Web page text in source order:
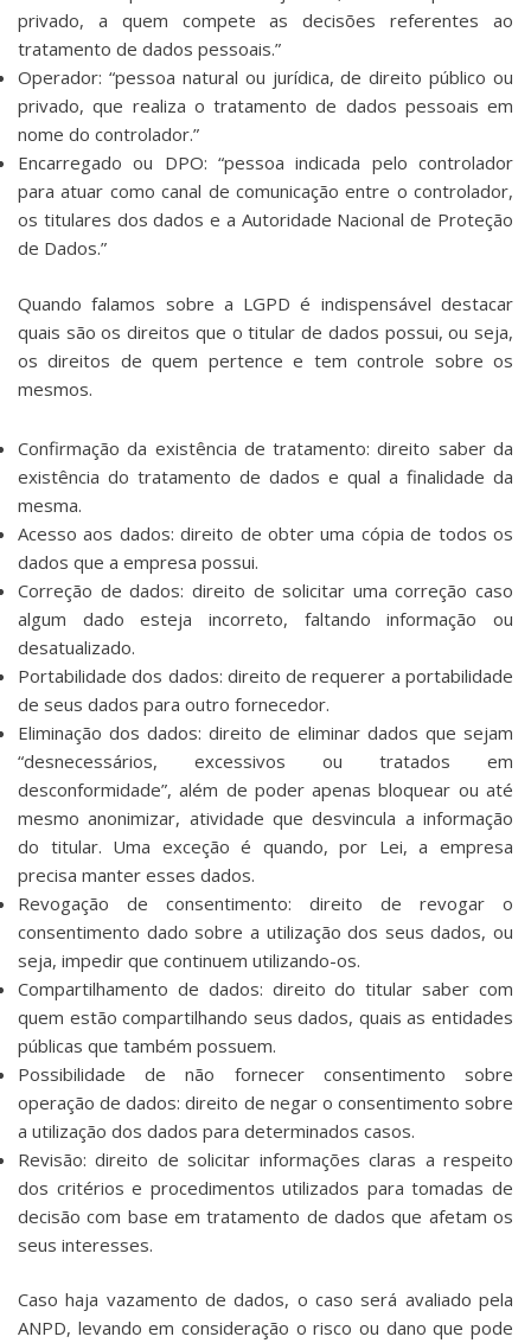
privado, a quem compete as decisões referentes ao
tratamento de dados pessoais.”
Operador: “pessoa natural ou jurídica, de direito público ou
privado, que realiza o tratamento de dados pessoais em
nome do controlador.”
Encarregado ou DPO: “pessoa indicada pelo controlador
para atuar como canal de comunicação entre o controlador,
os titulares dos dados e a Autoridade Nacional de Proteção
de Dados.”
Quando falamos sobre a LGPD é indispensável destacar
quais são os direitos que o titular de dados possui, ou seja,
os direitos de quem pertence e tem controle sobre os
mesmos.
Confirmação da existência de tratamento: direito saber da
existência do tratamento de dados e qual a finalidade da
mesma.
Acesso aos dados: direito de obter uma cópia de todos os
dados que a empresa possui.
Correção de dados: direito de solicitar uma correção caso
algum dado esteja incorreto, faltando informação ou
desatualizado.
Portabilidade dos dados: direito de requerer a portabilidade
de seus dados para outro fornecedor.
Eliminação dos dados: direito de eliminar dados que sejam
“desnecessários, excessivos ou tratados em
desconformidade”, além de poder apenas bloquear ou até
mesmo anonimizar, atividade que desvincula a informação
do titular. Uma exceção é quando, por Lei, a empresa
precisa manter esses dados.
Revogação de consentimento: direito de revogar o
consentimento dado sobre a utilização dos seus dados, ou
seja, impedir que continuem utilizando-os.
Compartilhamento de dados: direito do titular saber com
quem estão compartilhando seus dados, quais as entidades
públicas que também possuem.
Possibilidade de não fornecer consentimento sobre
operação de dados: direito de negar o consentimento sobre
a utilização dos dados para determinados casos.
Revisão: direito de solicitar informações claras a respeito
dos critérios e procedimentos utilizados para tomadas de
decisão com base em tratamento de dados que afetam os
seus interesses.
Caso haja vazamento de dados, o caso será avaliado pela
ANPD, levando em consideração o risco ou dano que pode